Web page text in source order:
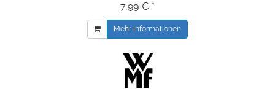
7,99 € *
Mehr Informationen